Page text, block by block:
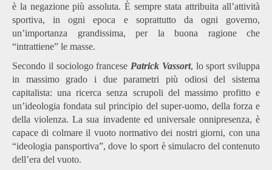
è la negazione più assoluta. È sempre stata attribuita all’attività
sportiva, in ogni epoca e soprattutto da ogni governo,
un’importanza grandissima, per la buona ragione che
“intrattiene” le masse.
Secondo il sociologo francese Patrick Vassort, lo sport sviluppa
in massimo grado i due parametri più odiosi del sistema
capitalista: una ricerca senza scrupoli del massimo profitto e
un’ideologia fondata sul principio del super-uomo, della forza e
della violenza. La sua invadente ed universale onnipresenza, è
capace di colmare il vuoto normativo dei nostri giorni, con una
“ideologia pansportiva”, dove lo sport è simulacro del contenuto
dell’era del vuoto.